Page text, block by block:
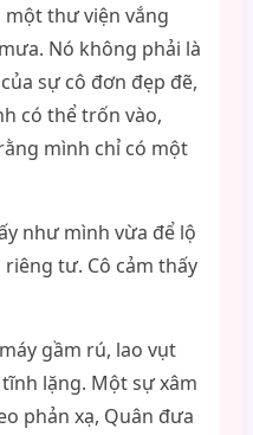
thư viện vắng
Nó không phải là
sự cô đơn đẹp đẽ,
có thể trốn vào,
mình chỉ có một
như mình vừa để lộ
tư. Cô cảm thấy
gầm rú, lao vụt
lặng. Một sự xâm
phản xạ, Quân đưa